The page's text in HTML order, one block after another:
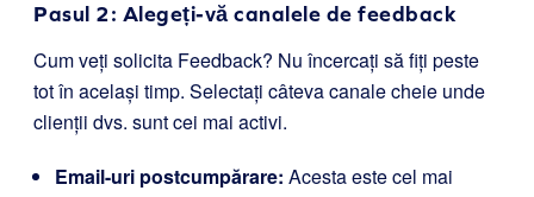
Pasul 2: Alegeți-vă canalele de feedback
Cum veți solicita Feedback? Nu încercați să fiți peste
tot în același timp. Selectați câteva canale cheie unde
clienții dvs. sunt cei mai activi.
Email-uri postcumpărare: Acesta este cel mai